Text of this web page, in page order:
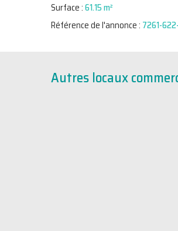
Surface :61.15 m²
Référence de l'annonce : 7261-
Autres locaux